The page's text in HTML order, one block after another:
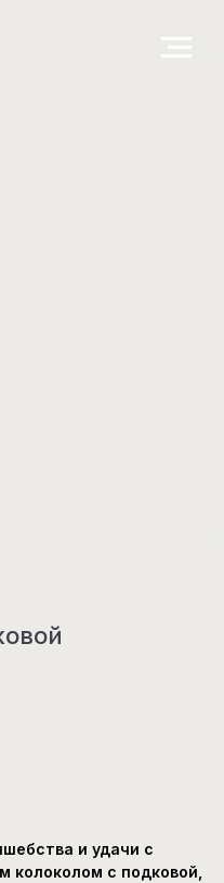
и удачи с
колоколом с подковой,